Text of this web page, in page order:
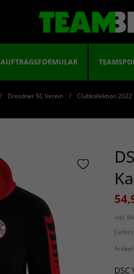
AUFTRAGSFORMULAR
Dresdner SC Verein Clubkollektion 2022
inkl.